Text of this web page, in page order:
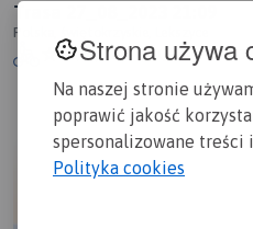
Strona używa
Na naszej stronie
poprawić jakość
spersonalizowane treści
Polityka cookies
Trasa 27_08_2023 21:09
Polska, świętokrzyskie, Lekszyce
1.2/6
26,2 km 2:04 h